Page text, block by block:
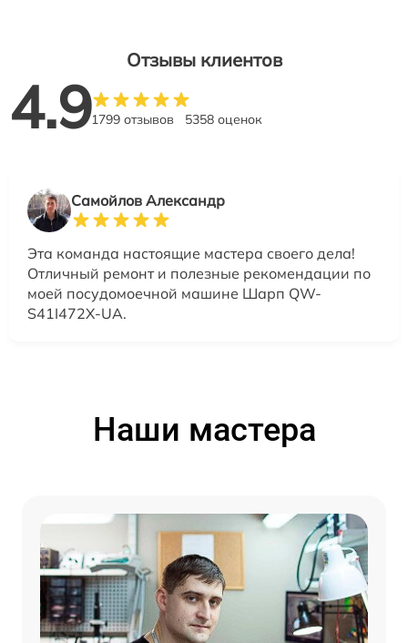
Отзывы клиентов
4.91799 отзывов 5358 оценок
Самойлов Александр
Эта команда настоящие мастера своего дела!
Отличный ремонт и полезные рекомендации по
моей посудомоечной машине Шарп QW-
S41I472X-UA.
Наши мастера